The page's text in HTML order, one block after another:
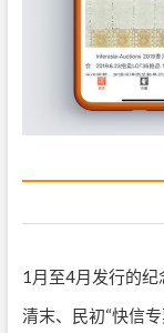
1月至4月发行的
清末、民初“快信